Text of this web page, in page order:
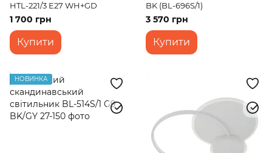
HTL-221/3 E27 WH+GD
1 700 грн
Купити
BK (BL-696S/1)
3 570 грн
Купити
НОВИНКА